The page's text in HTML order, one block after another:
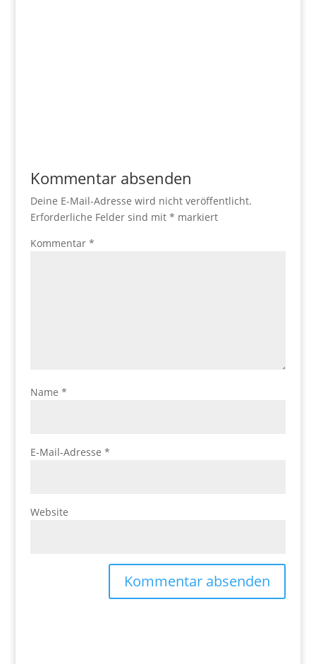
Kommentar absenden
Deine E-Mail-Adresse wird nicht veröffentlicht.
Erforderliche Felder sind mit * markiert
Kommentar *
Name *
E-Mail-Adresse *
Website